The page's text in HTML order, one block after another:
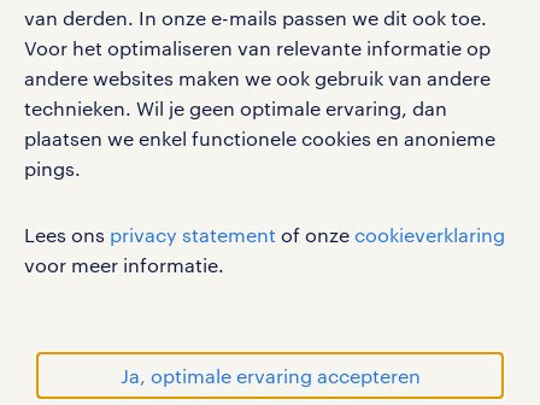
van derden. In onze e-mails passen we dit ook toe.
Voor het optimaliseren van relevante informatie op
andere websites maken we ook gebruik van andere
technieken. Wil je geen optimale ervaring, dan
plaatsen we enkel functionele cookies en anonieme
pings.
Lees ons privacy statement of onze cookieverklaring
voor meer informatie.
Ja, optimale ervaring accepteren
werken bij randstad
gebruikersvoorwaarden
privacystatement
cookies
handelsmerken van Randstad N.V.